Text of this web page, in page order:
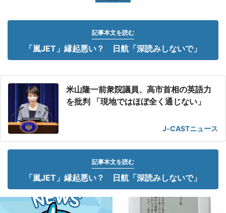
記事本文を読む
「嵐JET」縁起悪い？ 日航「深読みしないで」
米山隆一前衆院議員、高市首相の英語力
を批判 「現地ではほぼ全く通じない」
J-CASTニュース
記事本文を読む
「嵐JET」縁起悪い？ 日航「深読みしないで」